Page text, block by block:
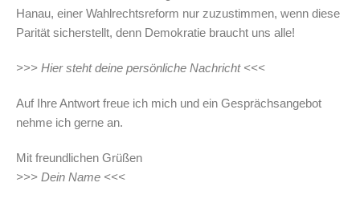
Hanau, einer Wahlrechtsreform nur zuzustimmen, wenn diese
Parität sicherstellt, denn Demokratie braucht uns alle!
>>> Hier steht deine persönliche Nachricht <<<
Auf Ihre Antwort freue ich mich und ein Gesprächsangebot
nehme ich gerne an.
Mit freundlichen Grüßen
>>> Dein Name <<<